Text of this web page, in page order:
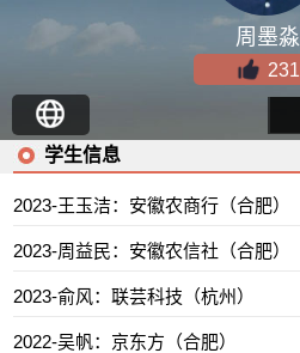
周墨淼
231
学生信息
2023-王玉洁：安徽农商行（合肥）
2023-周益民：安徽农信社（合肥）
2023-俞风：联芸科技（杭州）
2022-吴帆：京东方（合肥）